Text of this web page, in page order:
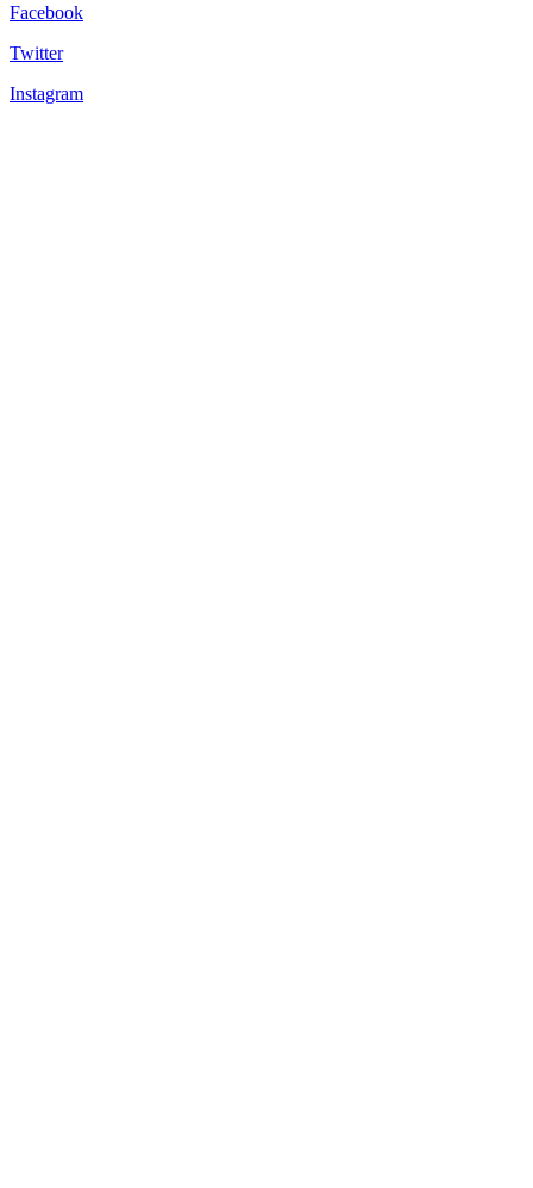
Facebook
Twitter
Instagram